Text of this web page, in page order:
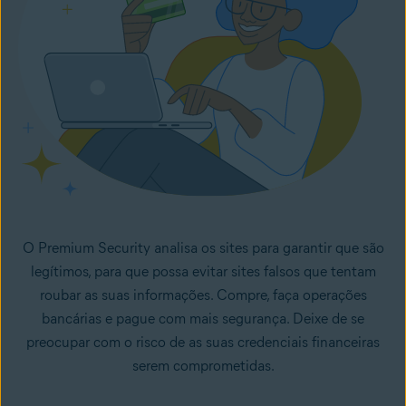
O Premium Security analisa os sites para garantir que são
legítimos, para que possa evitar sites falsos que tentam
roubar as suas informações. Compre, faça operações
bancárias e pague com mais segurança. Deixe de se
preocupar com o risco de as suas credenciais financeiras
serem comprometidas.